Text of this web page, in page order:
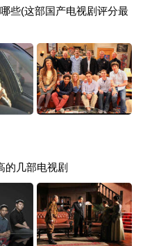
些(这部国产电视剧评分最
的几部电视剧